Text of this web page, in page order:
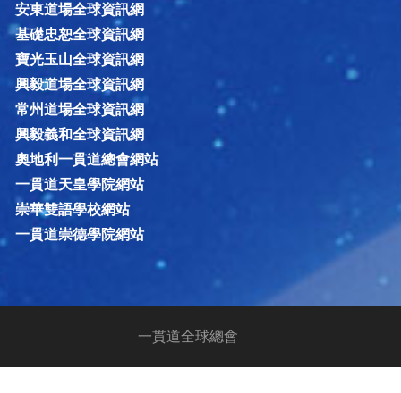
安東道場全球資訊網
基礎忠恕全球資訊網
寶光玉山全球資訊網
興毅道場全球資訊網
常州道場全球資訊網
興毅義和全球資訊網
奧地利一貫道總會網站
一貫道天皇學院網站
崇華雙語學校網站
一貫道崇德學院網站
一貫道全球總會